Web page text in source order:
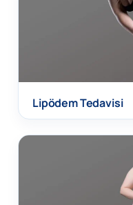
Lipödem Tedavisi